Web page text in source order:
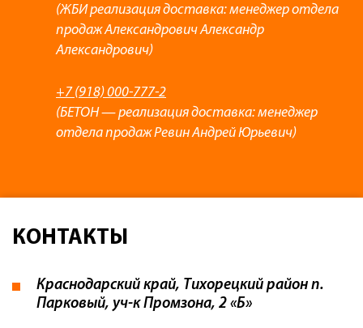
(ЖБИ реализация доставка: менеджер отдела
продаж Александрович Александр
Александрович)
+7 (918) 000-777-2
(БЕТОН — реализация доставка: менеджер
отдела продаж Ревин Андрей Юрьевич)
КОНТАКТЫ
Краснодарский край, Тихорецкий район п.
Парковый, уч-к Промзона, 2 «Б»